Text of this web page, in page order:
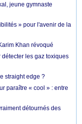
jeune gymnaste
» pour l'avenir de la
Khan révoqué
les gaz toxiques
straight edge ?
paraître « cool » : entre
détournés des